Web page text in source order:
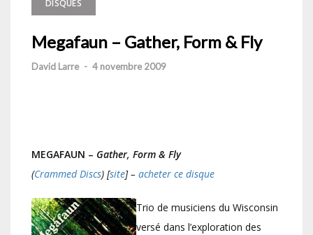
DISQUES
Megafaun – Gather, Form & Fly
David Larre - 4 novembre 2009
MEGAFAUN – Gather, Form & Fly
(Crammed Discs) [site] – acheter ce disque
Trio de musiciens du Wisconsin
versé dans l’exploration des